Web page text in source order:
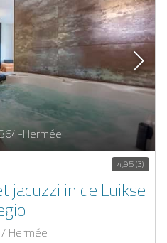
Hermée
4,95 (3)
jacuzzi in de Luikse
Hermée